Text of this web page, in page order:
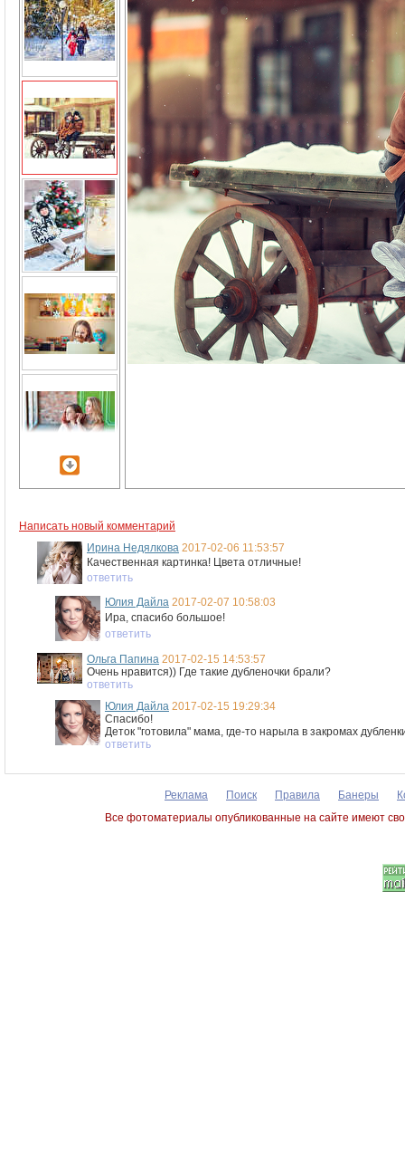
Написать новый комментарий
Ирина Недялкова 2017-02-06 11:53:57
Качественная картинка! Цвета отличные!
ответить
Юлия Дайла 2017-02-07 10:58:03
Ира, спасибо большое!
ответить
Ольга Папина 2017-02-15 14:53:57
Очень нравится)) Где такие дубленочки брали?
ответить
Юлия Дайла 2017-02-15 19:29:34
Спасибо!
Деток "готовила" мама, где-то нарыла в закромах
ответить
Реклама Поиск Правила Банеры
Все фотоматериалы опубликованные на сайте имеют